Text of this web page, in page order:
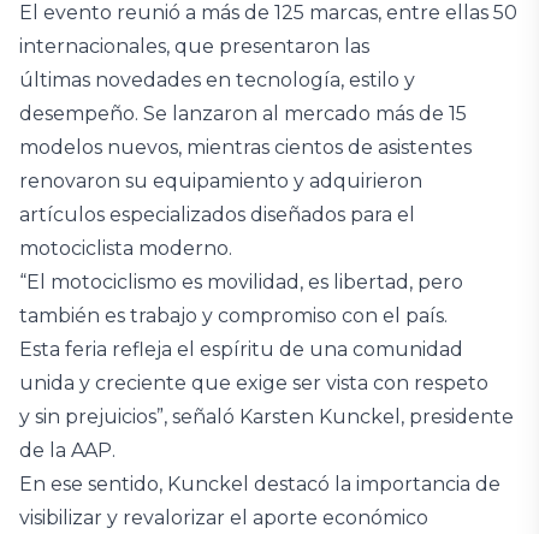
El evento reunió a más de 125 marcas, entre ellas 50
internacionales, que presentaron las
últimas novedades en tecnología, estilo y
desempeño. Se lanzaron al mercado más de 15
modelos nuevos, mientras cientos de asistentes
renovaron su equipamiento y adquirieron
artículos especializados diseñados para el
motociclista moderno.
“El motociclismo es movilidad, es libertad, pero
también es trabajo y compromiso con el país.
Esta feria refleja el espíritu de una comunidad
unida y creciente que exige ser vista con respeto
y sin prejuicios”, señaló Karsten Kunckel, presidente
de la AAP.
En ese sentido, Kunckel destacó la importancia de
visibilizar y revalorizar el aporte económico